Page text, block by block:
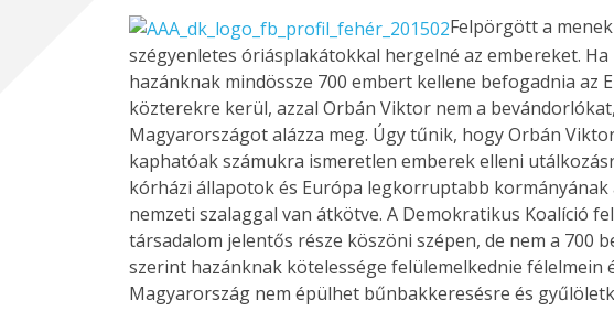
Felpörgött a
szégyenletes óriásplakátokkal hergelné az embereket.
hazánknak mindössze 700 embert kellene befogadnia az
közterekre kerül, azzal Orbán Viktor nem a
Magyarországot alázza meg. Úgy tűnik, hogy Orbán
kaphatóak számukra ismeretlen emberek elleni
kórházi állapotok és Európa legkorruptabb
nemzeti szalaggal van átkötve. A Demokratikus Koalíció
társadalom jelentős része köszöni szépen, de nem a
szerint hazánknak kötelessége felülemelkednie
Magyarország nem épülhet bűnbakkeresésre és